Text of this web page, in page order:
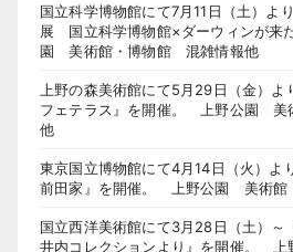
国立科学博物館にて7月11日（土）よ
展 国立科学博物館×ダーウィンが来
園 美術館・博物館 混雑情報他
上野の森美術館にて5月29日（金）
フェテラス』を開催。 上野公園 美
他
東京国立博物館にて4月14日（火）よ
前田家』を開催。 上野公園 美術館
国立西洋美術館にて3月28日（土）
井内コレクションより』を開催。